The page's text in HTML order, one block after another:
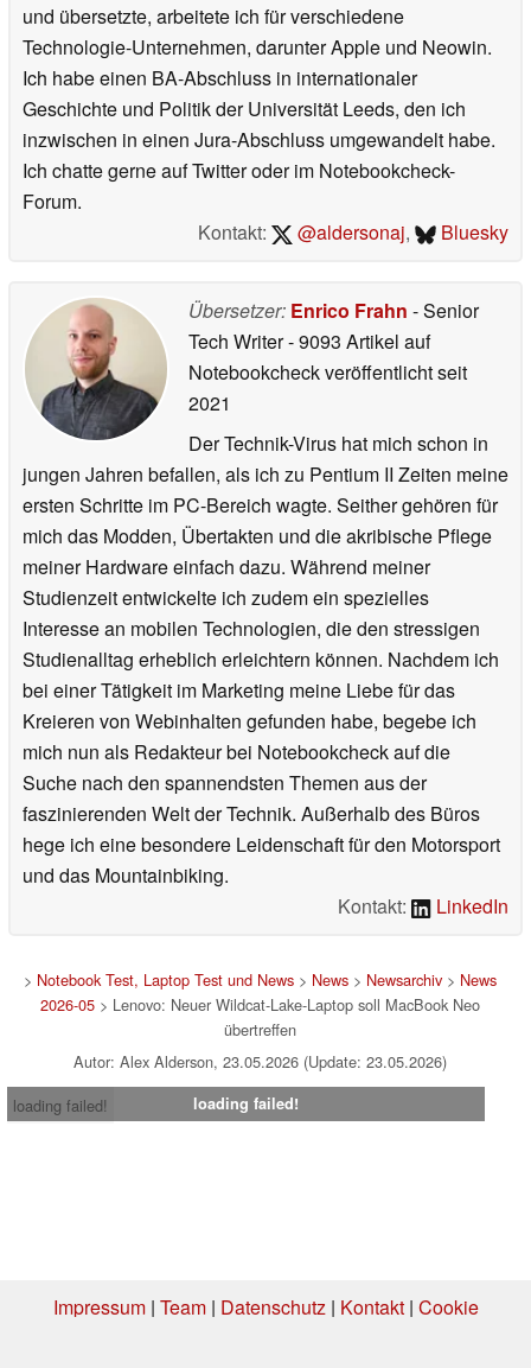
und übersetzte, arbeitete ich für verschiedene
Technologie-Unternehmen, darunter Apple und Neowin.
Ich habe einen BA-Abschluss in internationaler
Geschichte und Politik der Universität Leeds, den ich
inzwischen in einen Jura-Abschluss umgewandelt habe.
Ich chatte gerne auf Twitter oder im Notebookcheck-
Forum.
Kontakt:
@aldersonaj, Bluesky
Übersetzer: Enrico Frahn - Senior
Tech Writer- 9093 Artikel auf
Notebookcheck veröffentlichtseit
2021
Der Technik-Virus hat mich schon in
jungen Jahren befallen, als ich zu Pentium II Zeiten meine
ersten Schritte im PC-Bereich wagte. Seither gehören für
mich das Modden, Übertakten und die akribische Pflege
meiner Hardware einfach dazu. Während meiner
Studienzeit entwickelte ich zudem ein spezielles
Interesse an mobilen Technologien, die den stressigen
Studienalltag erheblich erleichtern können. Nachdem ich
bei einer Tätigkeit im Marketing meine Liebe für das
Kreieren von Webinhalten gefunden habe, begebe ich
mich nun als Redakteur bei Notebookcheck auf die
Suche nach den spannendsten Themen aus der
faszinierenden Welt der Technik. Außerhalb des Büros
hege ich eine besondere Leidenschaft für den Motorsport
und das Mountainbiking.
Kontakt:
LinkedIn
> Notebook Test, Laptop Test und News> News> Newsarchiv> News
2026-05> Lenovo: Neuer Wildcat-Lake-Laptop soll MacBook Neo
übertreffen
Autor: Alex Alderson, 23.05.2026 (Update: 23.05.2026)
loading failed!
loading failed!
Impressum| Team| Datenschutz| Kontakt| Cookie